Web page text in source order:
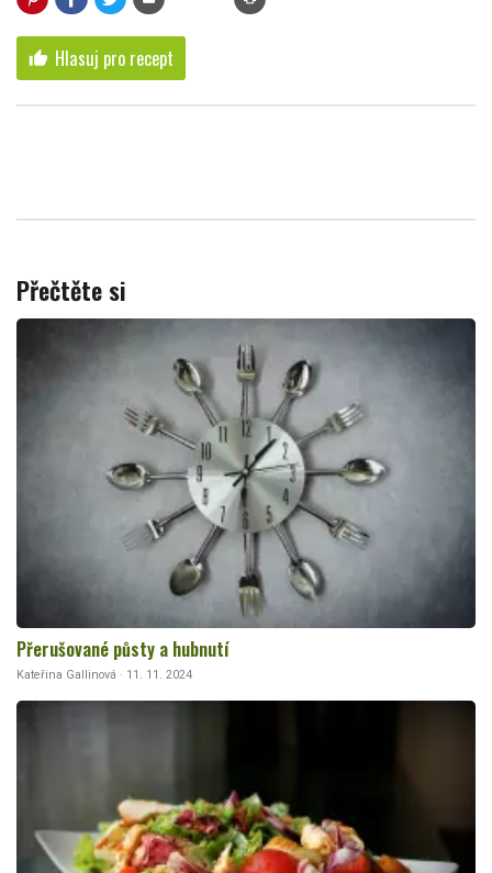
thumb_up Hlasuj pro recept
Přečtěte si
Přerušované půsty a hubnutí
Kateřina Gallinová · 11. 11. 2024